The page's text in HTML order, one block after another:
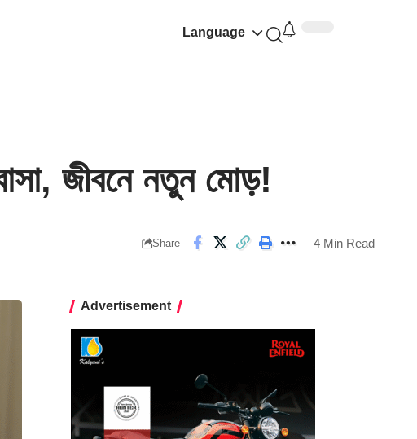
Language
জীবনে নতুন মোড়!
Share 4 Min Read
Advertisement